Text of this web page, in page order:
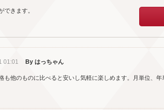
できます。
01:01 By はっちゃん
他のものに比べると安いし気軽に楽しめます。月単位、